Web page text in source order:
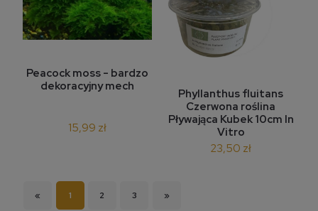
Peacock moss - bardzo
dekoracyjny mech
15,99 zł
Phyllanthus fluitans
Czerwona roślina
Pływająca Kubek 10cm In
Vitro
23,50 zł
« 1 2 3 »